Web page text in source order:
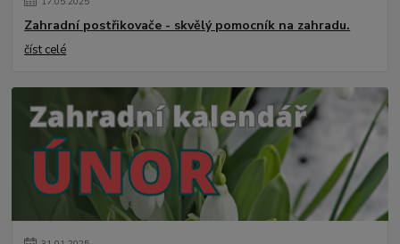
Zahradní postřikovače - skvělý pomocník na zahradu.
číst celé